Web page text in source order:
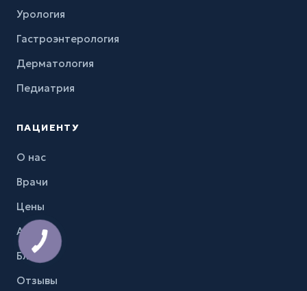
Урология
Гастроэнтерология
Дерматология
Педиатрия
ПАЦИЕНТУ
О нас
Врачи
Цены
Акции
Блог
Отзывы